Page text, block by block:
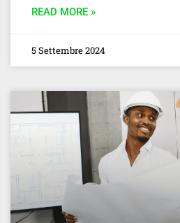
READ MORE »
5 Settembre 2024